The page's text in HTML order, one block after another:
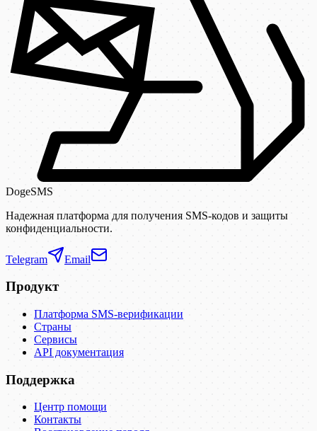
DogeSMS
Надежная платформа для получения SMS-кодов и защиты
конфиденциальности.
Telegram Email
Продукт
Платформа SMS-верификации
Страны
Сервисы
API документация
Поддержка
Центр помощи
Контакты